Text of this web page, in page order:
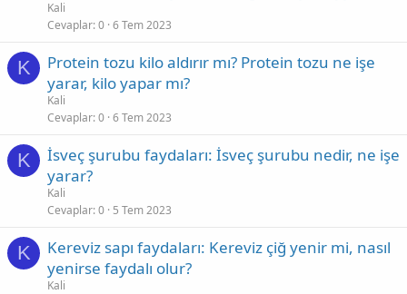
Kali
Cevaplar 0 6 Tem 2023
K
Protein tozu kilo aldırır mı? Protein tozu ne işe
yarar, kilo yapar mı?
Kali
Cevaplar 0 6 Tem 2023
K
İsveç şurubu faydaları: İsveç şurubu nedir, ne işe
yarar?
Kali
Cevaplar 0 5 Tem 2023
K
Kereviz sapı faydaları: Kereviz çiğ yenir mi, nasıl
yenirse faydalı olur?
Kali